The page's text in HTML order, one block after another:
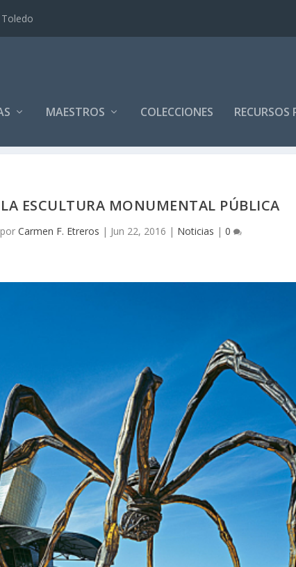
MAESTROS COLECCIONES
LA ESCULTURA MONUMENTAL PÚBLICA
porCarmen F. Etreros | Jun 22, 2016 | Noticias |0